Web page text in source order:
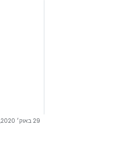
29 באוק׳ 2020, 14:53